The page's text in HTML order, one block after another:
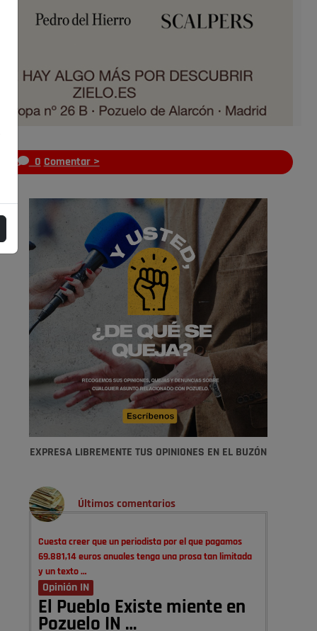
0 Comentar >
EXPRESA LIBREMENTE TUS OPINIONES EN EL BUZÓN
Últimos comentarios
Cuesta creer que un periodista por el que pagamos
69.881,14 euros anuales tenga una prosa tan limitada
y un texto …
Opinión IN
El Pueblo Existe miente en
Pozuelo IN …